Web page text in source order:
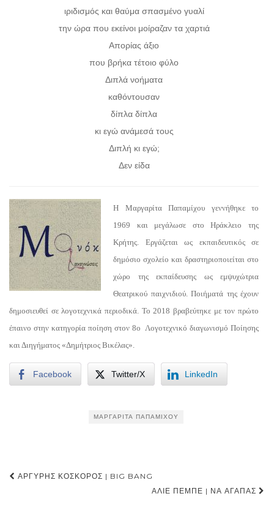
ιριδισμός και θαύμα σπασμένο γυαλί
την ώρα που εκείνοι μοίραζαν τα χαρτιά
Απορίας άξιο
που βρήκα τέτοιο φύλο
Διπλά νοήματα
καθόντουσαν
δίπλα δίπλα
κι εγώ ανάμεσά τους
Διπλή κι εγώ;
Δεν είδα
Η Μαργαρίτα Παπαμίχου γεννήθηκε το
1969 και μεγάλωσε στο Ηράκλειο της
Κρήτης. Εργάζεται ως εκπαιδευτικός σε
δημόσιο σχολείο και δραστηριοποιείται στο
χώρο της εκπαίδευσης ως εμψυχώτρια
Θεατρικού παιχνιδιού. Ποιήματά της έχουν
δημοσιευθεί σε λογοτεχνικά περιοδικά. Το 2018 βραβεύτηκε με τον πρώτο
έπαινο στην κατηγορία ποίηση στον 8ο Λογοτεχνικό διαγωνισμό Ποίησης
και Διηγήματος «Δημήτριος Βικέλας».
Facebook Twitter/X LinkedIn
ΜΑΡΓΑΡΊΤΑ ΠΑΠΑΜΊΧΟΥ
Post
ΑΡΓΎΡΗΣ ΚΌΣΚΟΡΟΣ | BIG BANG
ΑΛΙΈ ΠΕΜΠΈ | ΝΑ ΑΓΑΠΆΣ